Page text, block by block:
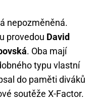
nepozměněná.
provedou David
. Oba mají
typu vlastní
do paměti diváků
soutěže X-Factor.